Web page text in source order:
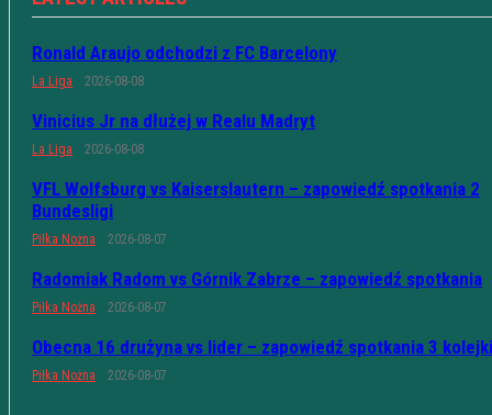
Ronald Araujo odchodzi z FC Barcelony
La Liga 2026-08-08
Vinicius Jr na dłużej w Realu Madryt
La Liga 2026-08-08
VFL Wolfsburg vs Kaiserslautern – zapowiedź spotkania 2
Bundesligi
Piłka Nożna 2026-08-07
Radomiak Radom vs Górnik Zabrze – zapowiedź spotkania
Piłka Nożna 2026-08-07
Obecna 16 drużyna vs lider – zapowiedź spotkania 3 kolejki
Piłka Nożna 2026-08-07